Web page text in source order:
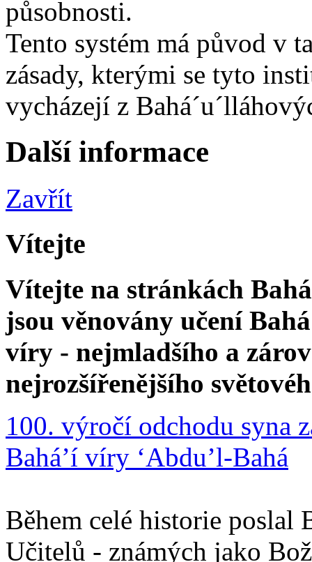
působnosti.
Tento systém má původ v
zásady, kterými se tyto
vycházejí z
Další informace
Zavřít
Vítejte
Vítejte na stránkách
jsou věnovány učení
víry - nejmladšího a
nejrozšířenějšího
100. výročí odchodu syna
Bahá’í víry ‘Abdu’l-Bahá
Během celé historie poslal
Učitelů - známých jako